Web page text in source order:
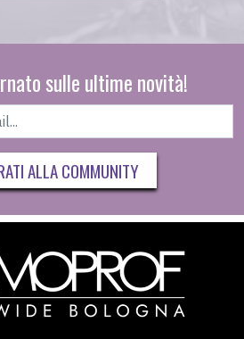
sulle ultime novità!
ALLA COMMUNITY